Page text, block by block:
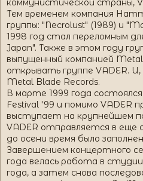
коммунистической страны,
Тем временем компания
группы: "Necrolust" (1989) и
1998 год стал переломным
Japan". Также в этом году
выпущенный компанией Metal
открывать группе VADER. И,
Metal Blade Records.
В марте 1999 года
Festival '99 и помимо VADER
выступает на крупнейшем
VADER отправляется в еще
до осени время было
Завершением концертного
года велась работа в
года, а затем снова